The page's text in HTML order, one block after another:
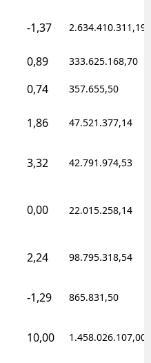
-1,37 2.634.410.311,19
0,89 333.625.168,70
0,74 357.655,50
1,86 47.521.377,14
3,32 42.791.974,53
0,00 22.015.258,14
2,24 98.795.318,54
-1,29 865.831,50
10,00 1.458.026.107,00